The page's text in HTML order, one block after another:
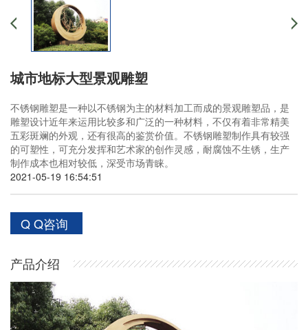
城市地标大型景观雕塑
不锈钢雕塑是一种以不锈钢为主的材料加工而成的景观雕塑品，是
雕塑设计近年来运用比较多和广泛的一种材料，不仅有着非常精美
五彩斑斓的外观，还有很高的鉴赏价值。不锈钢雕塑制作具有较强
的可塑性，可充分发挥和艺术家的创作灵感，耐腐蚀不生锈，生产
制作成本也相对较低，深受市场青睐。
2021-05-19 16:54:51
Q Q咨询
产品介绍